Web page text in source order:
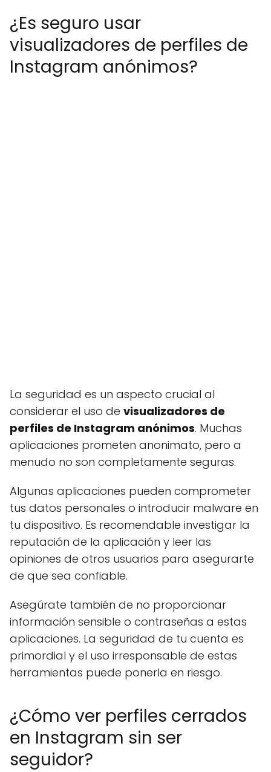
¿Es seguro usar
visualizadores de perfiles de
Instagram anónimos?
La seguridad es un aspecto crucial al
considerar el uso de visualizadores de
perfiles de Instagram anónimos. Muchas
aplicaciones prometen anonimato, pero a
menudo no son completamente seguras.
Algunas aplicaciones pueden comprometer
tus datos personales o introducir malware en
tu dispositivo. Es recomendable investigar la
reputación de la aplicación y leer las
opiniones de otros usuarios para asegurarte
de que sea confiable.
Asegúrate también de no proporcionar
información sensible o contraseñas a estas
aplicaciones. La seguridad de tu cuenta es
primordial y el uso irresponsable de estas
herramientas puede ponerla en riesgo.
¿Cómo ver perfiles cerrados
en Instagram sin ser
seguidor?